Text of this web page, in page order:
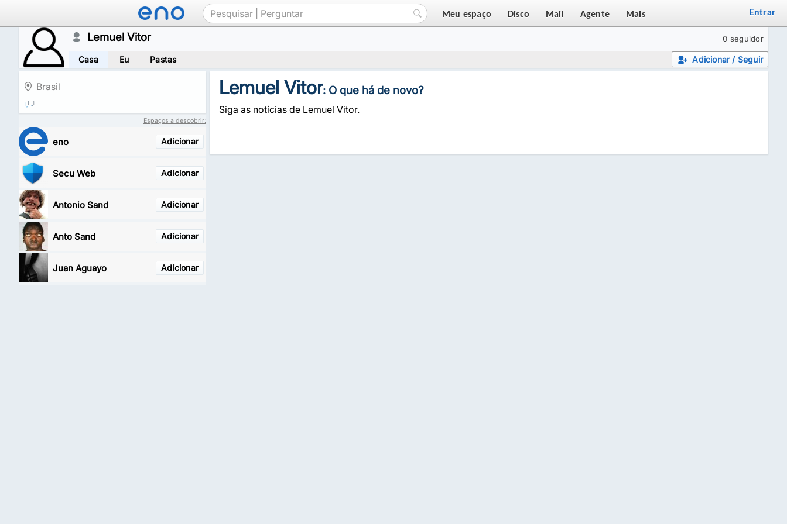
Meu espaço Disco Mail Agente Mais Entrar
0 seguidor
Lemuel Vitor
Adicionar / Seguir
Casa Eu Pastas
Brasil
Espaços a descobrir:
Adicionar
eno
Adicionar
Secu Web
Adicionar
Antonio Sand
Adicionar
Anto Sand
Adicionar
Juan Aguayo
Lemuel Vitor: O que há de novo?
Siga as notícias de Lemuel Vitor.